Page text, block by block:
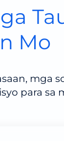
Mo
mga
para sa